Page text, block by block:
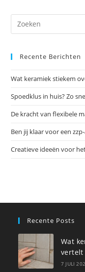
Recente Berichten
Wat keramiek stiekem
Spoedklus in huis? Zo
De kracht van flexibele
Ben jij klaar voor een
Creatieve ideeën voor
Recente Posts
Wat
vertelt
7 JULI